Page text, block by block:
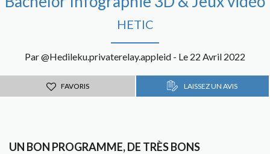
HETIC
Par @Hedileku.privaterelay.appleid - Le 22 Avril 2022
FAVORIS LAISSEZ UN AVIS
UN BON PROGRAMME, DE TRÈS BONS